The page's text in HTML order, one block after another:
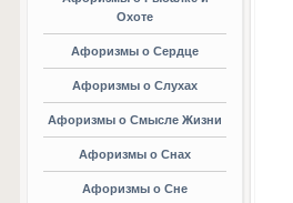
Охоте
Афоризмы о Сердце
Афоризмы о Слухах
Афоризмы о Смысле Жизни
Афоризмы о Снах
Афоризмы о Сне